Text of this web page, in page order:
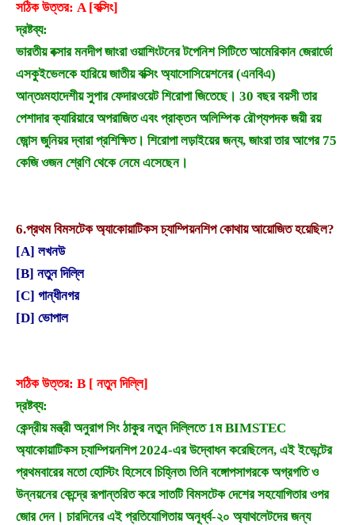
সঠিক উত্তর: A [বক্সিং]
দ্রষ্টব্য:
ভারতীয় বক্সার মনদীপ জাংরা ওয়াশিংটনের টপেনিশ সিটিতে আমেরিকান জেরার্ডো
এসকুইভেলকে হারিয়ে জাতীয় বক্সিং অ্যাসোসিয়েশনের (এনবিএ)
আন্তঃমহাদেশীয় সুপার ফেদারওয়েট শিরোপা জিতেছে। 30 বছর বয়সী তার
পেশাদার ক্যারিয়ারে অপরাজিত এবং প্রাক্তন অলিম্পিক রৌপ্যপদক জয়ী রয়
জোন্স জুনিয়র দ্বারা প্রশিক্ষিত। শিরোপা লড়াইয়ের জন্য, জাংরা তার আগের 75
কেজি ওজন শ্রেণি থেকে নেমে এসেছেন।
6.প্রথম বিমসটেক অ্যাকোয়াটিকস চ্যাম্পিয়নশিপ কোথায় আয়োজিত হয়েছিল?
[A] লখনউ
[B] নতুন দিল্লি
[C] গান্ধীনগর
[D] ভোপাল
সঠিক উত্তর: B [ নতুন দিল্লি]
দ্রষ্টব্য:
কেন্দ্রীয় মন্ত্রী অনুরাগ সিং ঠাকুর নতুন দিল্লিতে 1ম BIMSTEC
অ্যাকোয়াটিকস চ্যাম্পিয়নশিপ 2024-এর উদ্বোধন করেছিলেন, এই ইভেন্টের
প্রথমবারের মতো হোস্টিং হিসেবে চিহ্নিত৷ তিনি বঙ্গোপসাগরকে অগ্রগতি ও
উন্নয়নের কেন্দ্রে রূপান্তরিত করে সাতটি বিমসটেক দেশের সহযোগিতার ওপর
জোর দেন। চারদিনের এই প্রতিযোগিতায় অনূর্ধ্ব-২০ অ্যাথলেটদের জন্য